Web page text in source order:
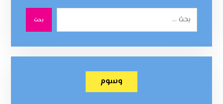
بحث
وسوم